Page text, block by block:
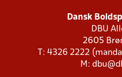
Dansk
DBU
2605
T: 4326 2222
M: